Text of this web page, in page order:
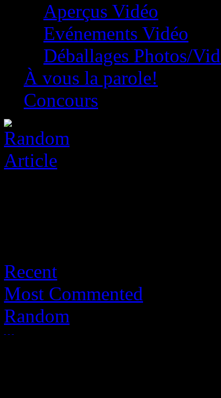
Aperçus Vidéo
Evénements Vidéo
Déballages Photos/
À vous la parole!
Concours
Recent
Most Commented
Random